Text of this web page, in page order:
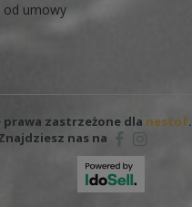
od umowy
zastrzeżone dla nestof.
nas na